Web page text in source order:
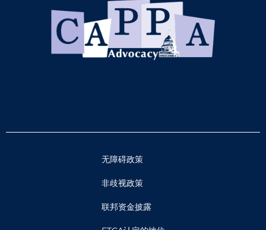
无障碍政策
非歧视政策
联邦资金披露